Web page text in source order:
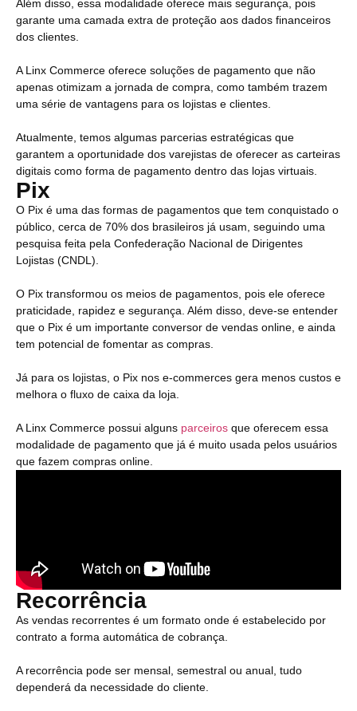
Além disso, essa modalidade oferece mais segurança, pois
garante uma camada extra de proteção aos dados financeiros
dos clientes.
A Linx Commerce oferece soluções de pagamento que não
apenas otimizam a jornada de compra, como também trazem
uma série de vantagens para os lojistas e clientes.
Atualmente, temos algumas parcerias estratégicas que
garantem a oportunidade dos varejistas de oferecer as carteiras
digitais como forma de pagamento dentro das lojas virtuais.
Pix
O Pix é uma das formas de pagamentos que tem conquistado o
público, cerca de 70% dos brasileiros já usam, seguindo uma
pesquisa feita pela Confederação Nacional de Dirigentes
Lojistas (CNDL).
O Pix transformou os meios de pagamentos, pois ele oferece
praticidade, rapidez e segurança. Além disso, deve-se entender
que o Pix é um importante conversor de vendas online, e ainda
tem potencial de fomentar as compras.
Já para os lojistas, o Pix nos e-commerces gera menos custos e
melhora o fluxo de caixa da loja.
A Linx Commerce possui alguns parceiros que oferecem essa
modalidade de pagamento que já é muito usada pelos usuários
que fazem compras online.
Recorrência
As vendas recorrentes é um formato onde é estabelecido por
contrato a forma automática de cobrança.
A recorrência pode ser mensal, semestral ou anual, tudo
dependerá da necessidade do cliente.